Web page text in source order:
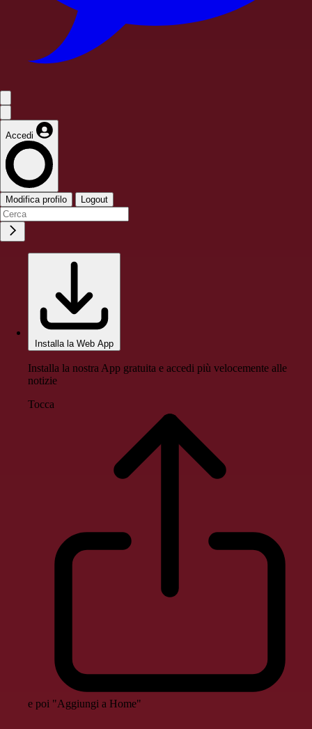
Accedi
Modifica profilo Logout
Installa la Web App
Installa la nostra App gratuita e accedi più velocemente alle
notizie
Tocca
e poi "Aggiungi a Home"